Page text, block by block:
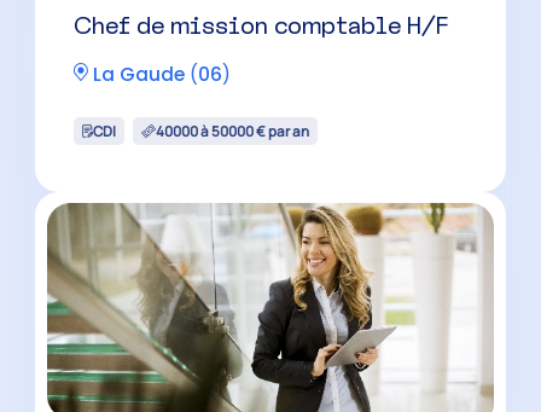
Chef de mission comptable H/F
La Gaude (06)
CDI 40000 à 50000 € par an